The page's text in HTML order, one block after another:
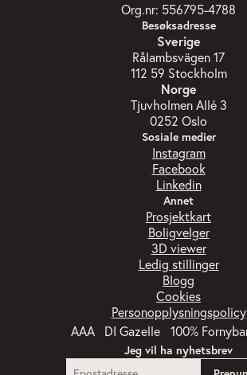
Org.nr: 556795-4788
Besøksadresse
Sverige
Rålambsvägen 17
112 59 Stockholm
Norge
Tjuvholmen Allé 3
0252 Oslo
Sosiale medier
Instagram
Facebook
Linkedin
Annet
Prosjektkart
Boligvelger
3D viewer
Ledig stillinger
Blogg
Cookies
Personopplysningspolicy
Jeg vil ha nyhetsbrev